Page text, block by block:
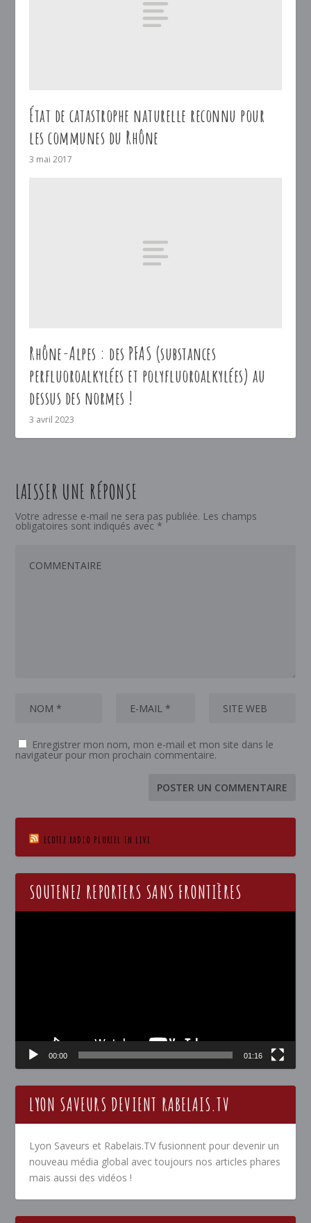
État de catastrophe naturelle reconnu pour
les communes du Rhône
3 mai 2017
Rhône-Alpes : des PFAS (substances
perfluoroalkylées et polyfluoroalkylées) au
dessus des normes !
3 avril 2023
LAISSER UNE RÉPONSE
Votre adresse e-mail ne sera pas publiée. Les champs
obligatoires sont indiqués avec *
Enregistrer mon nom, mon e-mail et mon site dans le
navigateur pour mon prochain commentaire.
ECOTEZ RADIO PLURIEL EN LIVE
SOUTENEZ REPORTERS SANS FRONTIÈRES
00:00 01:16
LYON SAVEURS DEVIENT RABELAIS.TV
Lyon Saveurs et Rabelais.TV fusionnent pour devenir un
nouveau média global avec toujours nos articles phares
mais aussi des vidéos !